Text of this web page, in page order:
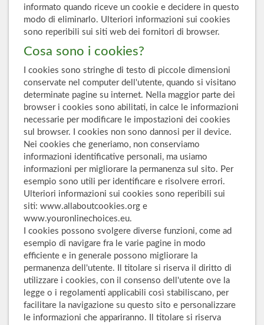
informato quando riceve un cookie e decidere in questo
modo di eliminarlo. Ulteriori informazioni sui cookies
sono reperibili sui siti web dei fornitori di browser.
Cosa sono i cookies?
I cookies sono stringhe di testo di piccole dimensioni
conservate nel computer dell'utente, quando si visitano
determinate pagine su internet. Nella maggior parte dei
browser i cookies sono abilitati, in calce le informazioni
necessarie per modificare le impostazioni dei cookies
sul browser. I cookies non sono dannosi per il device.
Nei cookies che generiamo, non conserviamo
informazioni identificative personali, ma usiamo
informazioni per migliorare la permanenza sul sito. Per
esempio sono utili per identificare e risolvere errori.
Ulteriori informazioni sui cookies sono reperibili sui
siti: www.allaboutcookies.org e
www.youronlinechoices.eu.
I cookies possono svolgere diverse funzioni, come ad
esempio di navigare fra le varie pagine in modo
efficiente e in generale possono migliorare la
permanenza dell'utente. Il titolare si riserva il diritto di
utilizzare i cookies, con il consenso dell'utente ove la
legge o i regolamenti applicabili così stabiliscano, per
facilitare la navigazione su questo sito e personalizzare
le informazioni che appariranno. Il titolare si riserva